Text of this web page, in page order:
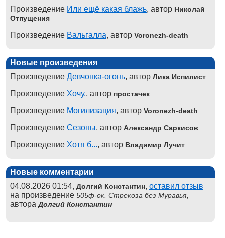
Произведение Или ещё какая блажь, автор Николай
Отпущения
Произведение Вальгалла, автор Voronezh-death
Новые произведения
Произведение Девчонка-огонь, автор Лика Испилист
Произведение Хочу., автор простачек
Произведение Могилизация, автор Voronezh-death
Произведение Сезоны, автор Александр Саркисов
Произведение Хотя б..., автор Владимир Лучит
Новые комментарии
04.08.2026 01:54, Долгий Константин, оставил отзыв
на произведение 505ф-ок. Стрекоза без Муравья,
автораДолгий Константин